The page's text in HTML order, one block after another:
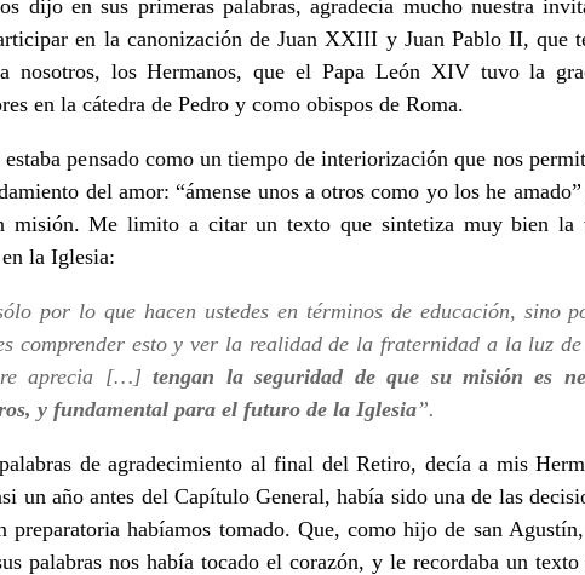
dijo en sus primeras palabras, agradecía mucho nuestra
en la canonización de Juan XXIII y Juan Pablo II, que
nosotros, los Hermanos, que el Papa León XIV tuvo la
en la cátedra de Pedro y como obispos de Roma.
pensado como un tiempo de interiorización que nos
del amor: “ámense unos a otros como yo los he
misión. Me limito a citar un texto que sintetiza muy bien la
la Iglesia:
por lo que hacen ustedes en términos de educación, sino
comprender esto y ver la realidad de la fraternidad a la luz
aprecia […]tengan la seguridad de que su misión es
y fundamental para el futuro de la Iglesia”.
de agradecimiento al final del Retiro, decía a mis
un año antes del Capítulo General, había sido una de las
preparatoria habíamos tomado. Que, como hijo de san
palabras nos había tocado el corazón, y le recordaba un